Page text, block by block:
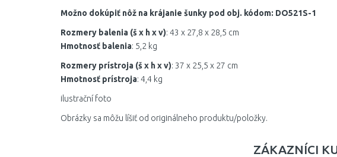
Možno dokúpiť nôž na krájanie šunky pod obj. kódom: DO521S-1
Rozmery balenia (š x h x v): 43 x 27,8 x 28,5 cm
Hmotnosť balenia: 5,2 kg
Rozmery prístroja (š x h x v): 37 x 25,5 x 27 cm
Hmotnosť prístroja: 4,4 kg
ilustrační foto
Obrázky sa môžu líšiť od originálneho produktu/položky.
ZÁKAZNÍCI